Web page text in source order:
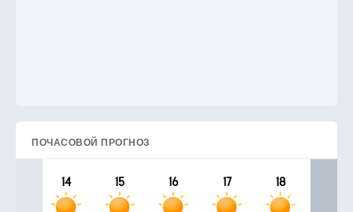
ПОЧАСОВОЙ ПРОГНОЗ
14 15 16 17 18